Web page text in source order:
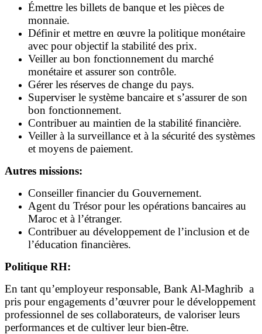
Émettre les billets de banque et les pièces de
monnaie.
Définir et mettre en œuvre la politique monétaire
avec pour objectif la stabilité des prix.
Veiller au bon fonctionnement du marché
monétaire et assurer son contrôle.
Gérer les réserves de change du pays.
Superviser le système bancaire et s’assurer de son
bon fonctionnement.
Contribuer au maintien de la stabilité financière.
Veiller à la surveillance et à la sécurité des systèmes
et moyens de paiement.
Autres missions:
Conseiller financier du Gouvernement.
Agent du Trésor pour les opérations bancaires au
Maroc et à l’étranger.
Contribuer au développement de l’inclusion et de
l’éducation financières.
Politique RH:
En tant qu’employeur responsable, Bank Al-Maghrib a
pris pour engagements d’œuvrer pour le développement
professionnel de ses collaborateurs, de valoriser leurs
performances et de cultiver leur bien-être.